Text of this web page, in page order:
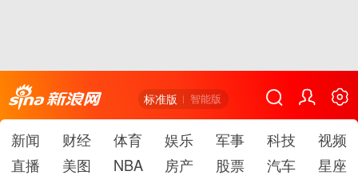
标准版 智能版
新闻 财经 体育 娱乐 军事 科技
视频
直播
美图 NBA 房产 股票 汽车
星座